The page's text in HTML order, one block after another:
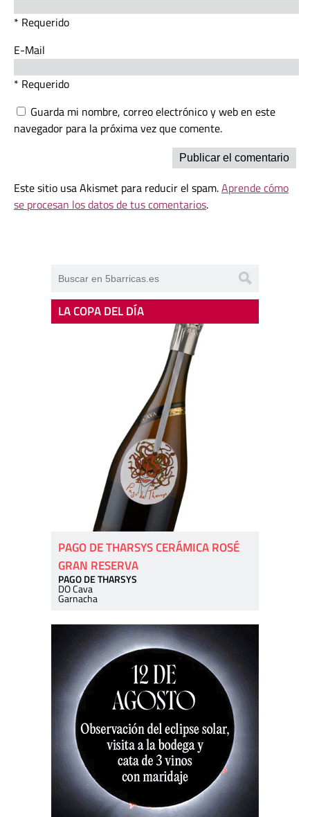
* Requerido
E-Mail
* Requerido
Guarda mi nombre, correo electrónico y web en este
navegador para la próxima vez que comente.
Este sitio usa Akismet para reducir el spam.Aprende cómo
se procesan los datos de tus comentarios.
LA COPA DEL DÍA
PAGO DE THARSYS CERÁMICA ROSÉ
GRAN RESERVA
PAGO DE THARSYS
DO Cava
Garnacha